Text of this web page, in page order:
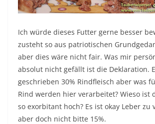
Ich würde dieses Futter gerne besser
zusteht so aus patriotischen
aber dies wäre nicht fair. Was mir
absolut nicht gefällt ist die Deklaration.
geschrieben 30% Rindfleisch aber was
Rind werden hier verarbeitet? Wieso ist
so exorbitant hoch? Es ist okay Leber zu
aber doch nicht bitte 15%.